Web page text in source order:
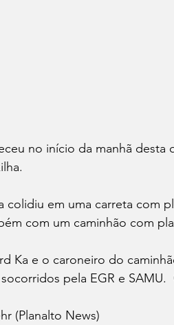
no início da manhã desta
colidiu em uma carreta com
com um caminhão com
Ka e o caroneiro do
pela EGR e
(Planalto News)